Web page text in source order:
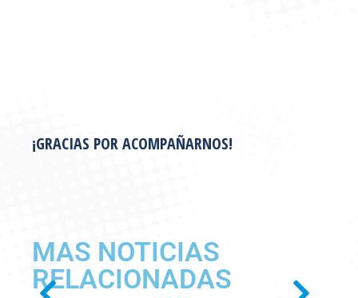
¡GRACIAS POR ACOMPAÑARNOS!
MAS NOTICIAS
RELACIONADAS